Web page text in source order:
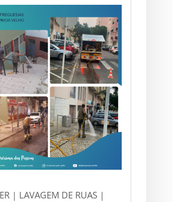
| LAVAGEM DE RUAS |